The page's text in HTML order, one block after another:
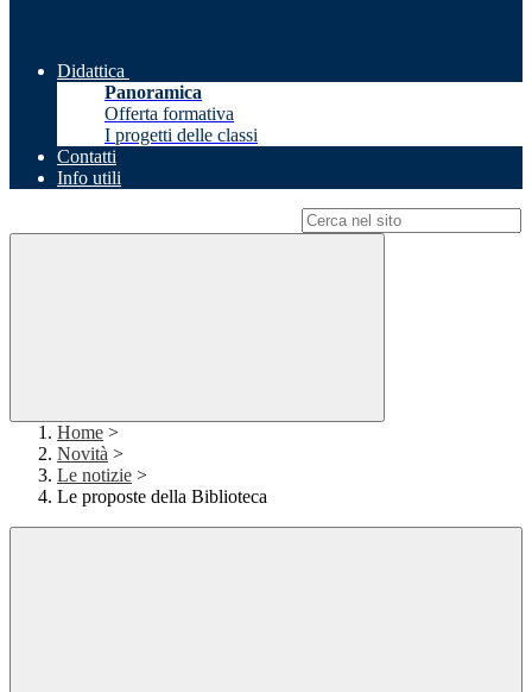
Didattica
Panoramica
Offerta formativa
I progetti delle classi
Contatti
Info utili
Home >
Novità >
Le notizie >
Le proposte della Biblioteca